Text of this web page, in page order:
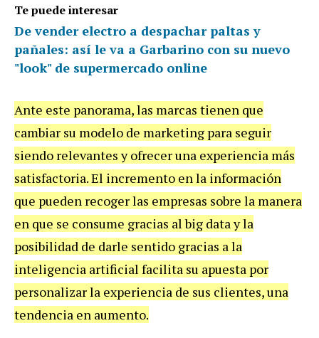
Te puede interesar
De vender electro a despachar paltas y
pañales: así le va a Garbarino con su nuevo
"look" de supermercado online
Ante este panorama, las marcas tienen que
cambiar su modelo de marketing para seguir
siendo relevantes y ofrecer una experiencia más
satisfactoria. El incremento en la información
que pueden recoger las empresas sobre la manera
en que se consume gracias al big data y la
posibilidad de darle sentido gracias a la
inteligencia artificial facilita su apuesta por
personalizar la experiencia de sus clientes, una
tendencia en aumento.